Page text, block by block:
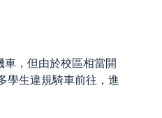
，但由於校區相當開
學生違規騎車前往，進